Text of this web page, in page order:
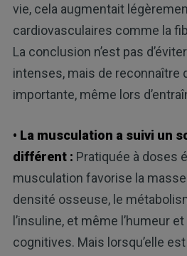
vie, cela augmentait
cardiovasculaires comme la
La conclusion n’est pas
intenses, mais de reconnaître
importante, même lors
• La musculation a suivi un
différent : Pratiquée à doses
musculation favorise la
densité osseuse, le
l’insuline, et même l’humeur
cognitives. Mais lorsqu’elle